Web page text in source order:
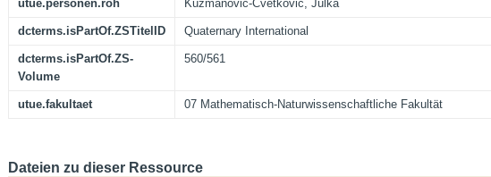
utue.personen.roh Kuzmanovic-Cvetkovic, Julka
dcterms.isPartOf.ZSTitelID Quaternary International
dcterms.isPartOf.ZS-
Volume
560/561
utue.fakultaet 07 Mathematisch-Naturwissenschaftliche Fakultät
Dateien zu dieser Ressource